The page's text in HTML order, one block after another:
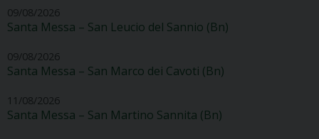
09/08/2026
Santa Messa – San Leucio del Sannio (Bn)
09/08/2026
Santa Messa – San Marco dei Cavoti (Bn)
11/08/2026
Santa Messa – San Martino Sannita (Bn)